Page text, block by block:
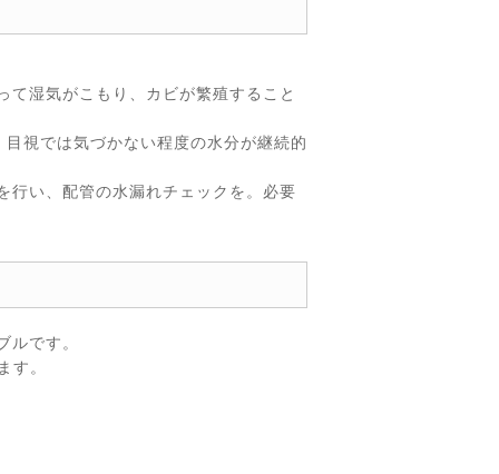
湿気がこもり、カビが繁殖すること
視では気づかない程度の水分が継続的
行い、配管の水漏れチェックを。必要
です。
す。